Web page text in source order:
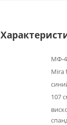
МФ-
Mira
107